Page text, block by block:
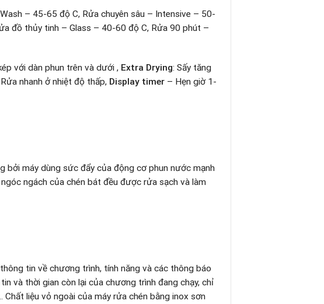
– 45-65 độ C, Rửa chuyên sâu – Intensive – 50-
đồ thủy tinh – Glass – 40-60 độ C, Rửa 90 phút –
với dàn phun trên và dưới , Extra Drying: Sấy tăng
nhanh ở nhiệt độ thấp, Display timer – Hẹn giờ 1-
máy dùng sức đẩy của động cơ phun nước mạnh
ngách của chén bát đều được rửa sạch và làm
tin về chương trình, tính năng và các thông báo
và thời gian còn lại của chương trình đang chạy, chỉ
liệu vỏ ngoài của máy rửa chén bằng inox sơn